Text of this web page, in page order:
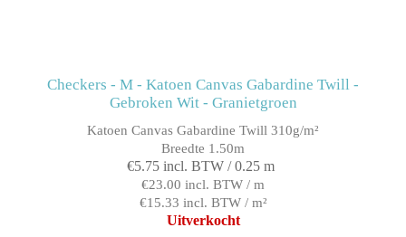
Checkers - M - Katoen Canvas Gabardine Twill -
Gebroken Wit - Granietgroen
Katoen Canvas Gabardine Twill 310g/m²
Breedte 1.50m
€5.75 incl. BTW / 0.25 m
€23.00 incl. BTW / m
€15.33 incl. BTW / m²
Uitverkocht